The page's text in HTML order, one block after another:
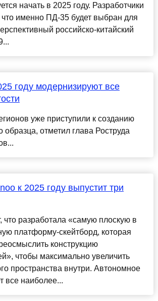
начать в 2025 году. Разработчики
что именно ПД-35 будет выбран для
российско-китайский
году модернизируют все
уже приступили к созданию
образца, отметил глава Роструда
к 2025 году выпустит три
что разработала «самую плоскую в
платформу-скейтборд, которая
конструкцию
чтобы максимально увеличить
пространства внутри. Автономное
все наиболее...